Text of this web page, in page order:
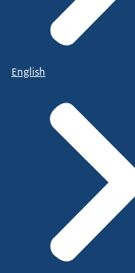
English